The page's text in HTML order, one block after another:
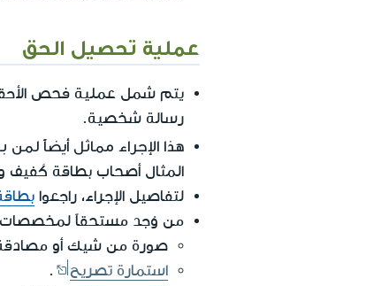
عملية تحصيل الحق
يتم شمل عملية فحص
رسالة شخصية.
هذا الإجراء مماثل أيضاً
المثال أصحاب بطاقة كَفيف وبلغوا سن 18 أو ساء حال بصرهم
لتفاصيل الإجراء، راجعوا
من وُجد مستحقاً لمخصصات
صورة من شيك أو
استمارة تصريح
.